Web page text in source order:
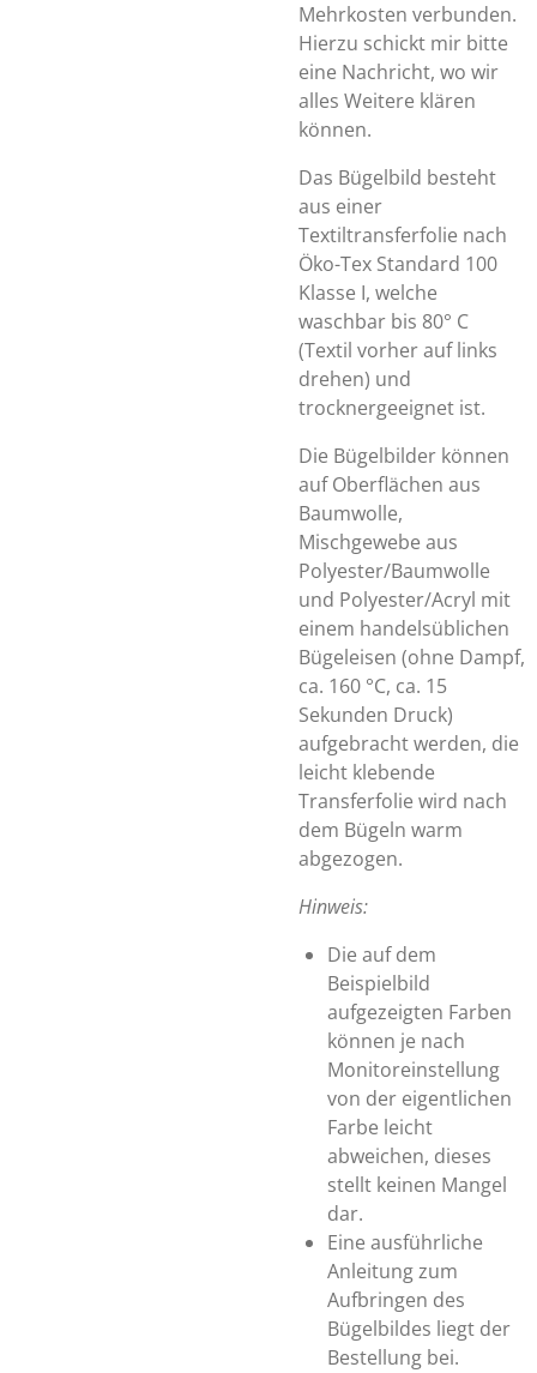
Mehrkosten verbunden.
Hierzu schickt mir bitte
eine Nachricht, wo wir
alles Weitere klären
können.
Das Bügelbild besteht
aus einer
Textiltransferfolie nach
Öko-Tex Standard 100
Klasse I, welche
waschbar bis 80° C
(Textil vorher auf links
drehen) und
trocknergeeignet ist.
Die Bügelbilder können
auf Oberflächen aus
Baumwolle,
Mischgewebe aus
Polyester/Baumwolle
und Polyester/Acryl mit
einem handelsüblichen
Bügeleisen (ohne Dampf,
ca. 160 °C, ca. 15
Sekunden Druck)
aufgebracht werden, die
leicht klebende
Transferfolie wird nach
dem Bügeln warm
abgezogen.
Hinweis:
Die auf dem
Beispielbild
aufgezeigten Farben
können je nach
Monitoreinstellung
von der eigentlichen
Farbe leicht
abweichen, dieses
stellt keinen Mangel
dar.
Eine ausführliche
Anleitung zum
Aufbringen des
Bügelbildes liegt der
Bestellung bei.